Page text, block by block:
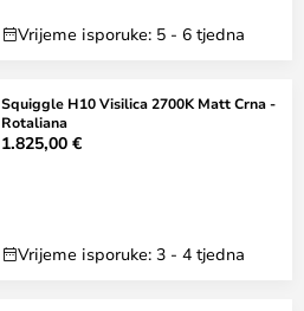
Vrijeme isporuke: 5 - 6 tjedna
Squiggle H10 Visilica 2700K Matt Crna -
Rotaliana
1.825,00 €
Vrijeme isporuke: 3 - 4 tjedna